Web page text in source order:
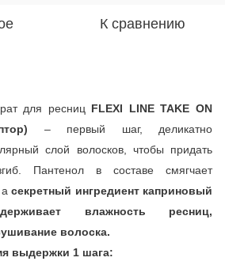
К сравнению
для ресниц FLEXI LINE TAKE ON
– первый шаг, деликатно
слой волосков, чтобы придать
Пантенол в составе смягчает
асекретный ингредиент каприновый
влажность ресниц,
волоска.
выдержки 1 шага: